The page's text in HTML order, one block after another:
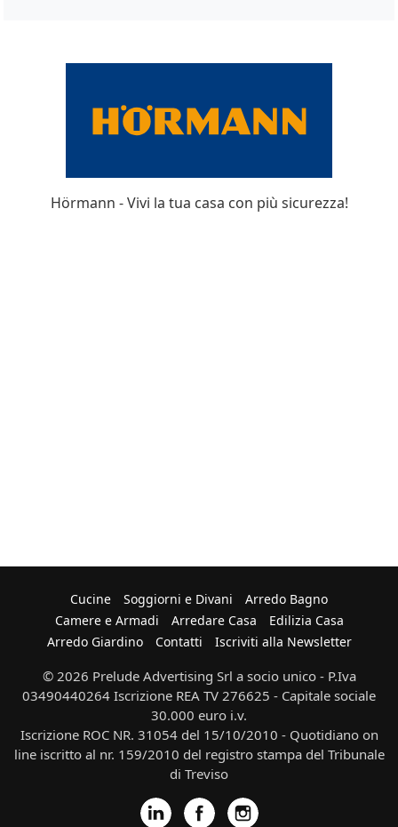
Hörmann - Vivi la tua casa con più sicurezza!
Cucine Soggiorni e Divani
Arredo Bagno
Camere e Armadi
Arredare Casa
Edilizia Casa
Arredo Giardino
Contatti Iscriviti alla Newsletter
© 2026 Prelude Advertising Srl a socio unico - P.Iva
03490440264 Iscrizione REA TV 276625 - Capitale sociale
30.000 euro i.v.
Iscrizione ROC NR. 31054 del 15/10/2010 - Quotidiano on
line iscritto al nr. 159/2010 del registro stampa del Tribunale
di Treviso